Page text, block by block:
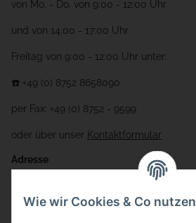
von Mo. - Do. von 9:00 - 12:00 Uhr
und von 14:00 - 17:00 Uhr
Freitag von 9:00 - 12:00 Uhr unter:
☎️ +49 (0) 8752 8658090
per Fax: +49 (0) 8752 - 9599
oder über unser Kontaktformular
Adresse
Gewerbering 17
Wie wir Cookies & Co nutzen